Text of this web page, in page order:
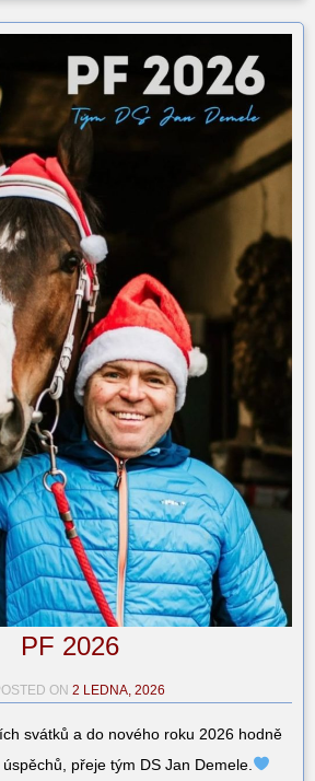
PF 2026
ON 2 LEDNA, 2026
svátků a do nového roku 2026 hodně
přeje tým DS Jan Demele.